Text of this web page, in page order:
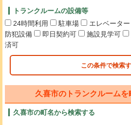
トランクルームの設備等
24時間利用
駐車場 エレベーター
防犯設備
即日契約可 施設見学可
済可
この条件で検索
久喜市のトランクルーム
久喜市の町名から検索する